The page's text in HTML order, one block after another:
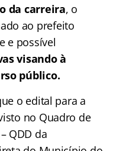
da carreira, o
ao prefeito
e possível
visando à
público.
o edital para a
no Quadro de
QDD da